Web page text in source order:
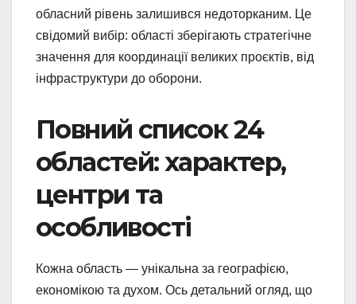
обласний рівень залишився недоторканим. Це
свідомий вибір: області зберігають стратегічне
значення для координації великих проєктів, від
інфраструктури до оборони.
Повний список 24
областей: характер,
центри та
особливості
Кожна область — унікальна за географією,
економікою та духом. Ось детальний огляд, що